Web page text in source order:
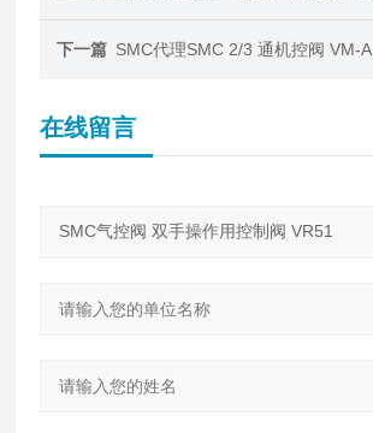
下一篇 SMC代理SMC 2/3 通机控阀 VM-A
在线留言